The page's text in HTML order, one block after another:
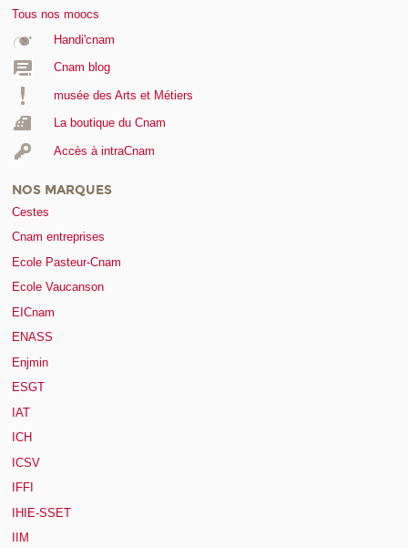
Tous nos moocs
Handi'cnam
Cnam blog
musée des Arts et Métiers
La boutique du Cnam
Accès à intraCnam
NOS MARQUES
Cestes
Cnam entreprises
Ecole Pasteur-Cnam
Ecole Vaucanson
EICnam
ENASS
Enjmin
ESGT
IAT
ICH
ICSV
IFFI
IHIE-SSET
IIM